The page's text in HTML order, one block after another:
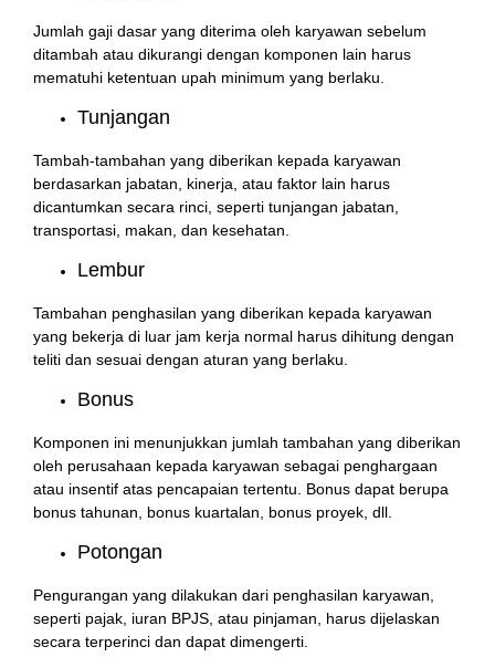
Jumlah gaji dasar yang diterima oleh karyawan sebelum
ditambah atau dikurangi dengan komponen lain harus
mematuhi ketentuan upah minimum yang berlaku.
Tunjangan
Tambah-tambahan yang diberikan kepada karyawan
berdasarkan jabatan, kinerja, atau faktor lain harus
dicantumkan secara rinci, seperti tunjangan jabatan,
transportasi, makan, dan kesehatan.
Lembur
Tambahan penghasilan yang diberikan kepada karyawan
yang bekerja di luar jam kerja normal harus dihitung dengan
teliti dan sesuai dengan aturan yang berlaku.
Bonus
Komponen ini menunjukkan jumlah tambahan yang diberikan
oleh perusahaan kepada karyawan sebagai penghargaan
atau insentif atas pencapaian tertentu. Bonus dapat berupa
bonus tahunan, bonus kuartalan, bonus proyek, dll.
Potongan
Pengurangan yang dilakukan dari penghasilan karyawan,
seperti pajak, iuran BPJS, atau pinjaman, harus dijelaskan
secara terperinci dan dapat dimengerti.